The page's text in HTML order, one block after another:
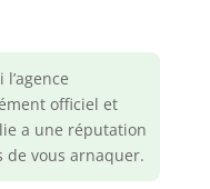
officiel et
a une réputation
vous arnaquer.